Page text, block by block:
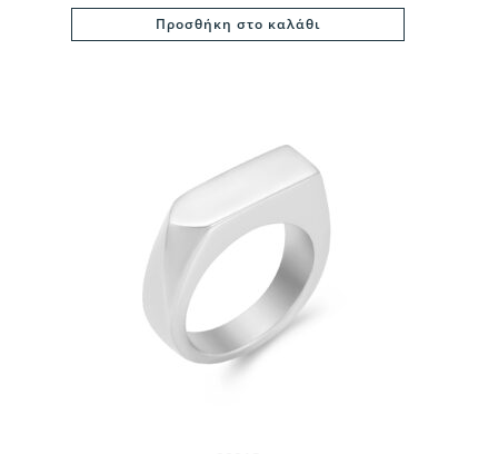
Προσθήκη στο καλάθι